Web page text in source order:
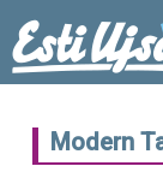
Modern